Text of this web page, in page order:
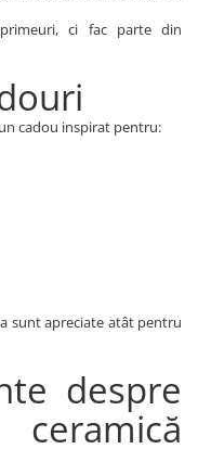
ci fac parte din
cadou inspirat pentru:
sunt apreciate atât pentru
despre